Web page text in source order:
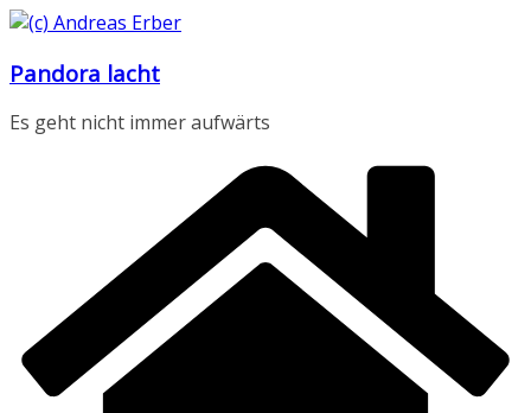
Zum
springen
Pandora lacht
Es geht nicht immer aufwärts